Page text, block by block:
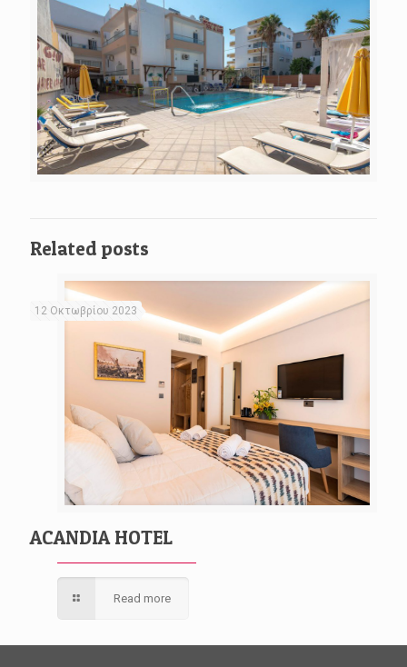
Related posts
12 Οκτωβρίου 2023
ACANDIA HOTEL
Read more